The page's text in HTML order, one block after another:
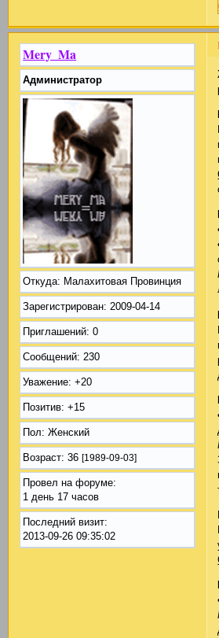
Mery_Ma
Администратор
Откуда: Малахитовая Провинция
Зарегистрирован: 2009-04-14
Приглашений: 0
Сообщений: 230
Уважение: +20
Позитив: +15
Пол: Женский
Возраст: 36[1989-09-03]
Провел на форуме:
1 день 17 часов
Последний визит:
2013-09-26 09:35:02